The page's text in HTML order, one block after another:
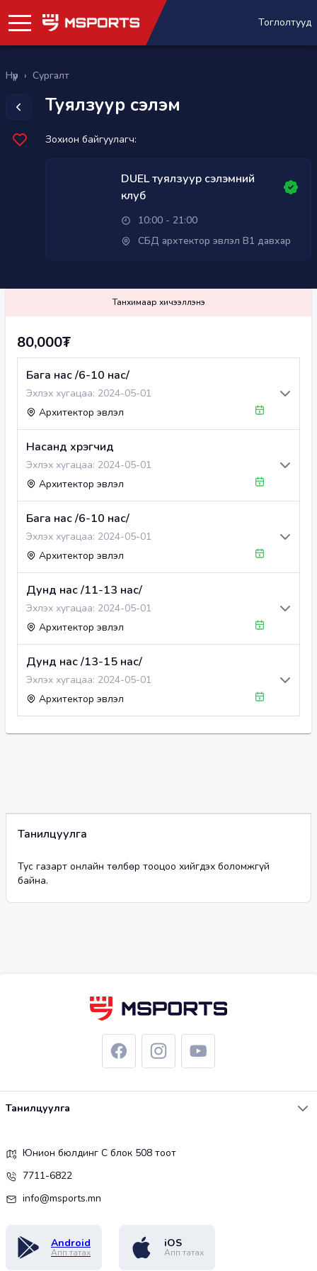
Тоглолтууд
Нүүр › Сургалт
Туялзуур сэлэм
Зохион байгуулагч:
DUEL туялзуур сэлэмний
клуб
10:00 - 21:00
СБД архтектор эвлэл В1 давхар
Танилцуулга
Тус газарт онлайн төлбөр тооцоо хийгдэх боломжгүй
байна.
Танхимаар хичээллэнэ
80,000₮
Бага нас /6-10 нас/
Эхлэх хугацаа: 2024-05-01
Архитектор эвлэл
Насанд хүрэгчид
Эхлэх хугацаа: 2024-05-01
Архитектор эвлэл
Бага нас /6-10 нас/
Эхлэх хугацаа: 2024-05-01
Архитектор эвлэл
Дунд нас /11-13 нас/
Эхлэх хугацаа: 2024-05-01
Архитектор эвлэл
Дунд нас /13-15 нас/
Эхлэх хугацаа: 2024-05-01
Архитектор эвлэл
Танилцуулга
Юнион бюлдинг С блок 508 тоот
7711-6822
info@msports.mn
Android
Апп татах
iOS
Апп татах